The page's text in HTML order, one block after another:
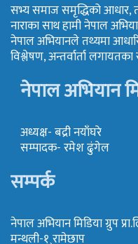
सभ्य समाज समृद्धिको आधार,
नाराका साथ हामी नेपाल
नेपाल अभियानले तथ्यमा
विश्लेषण, अन्तर्वार्ता लगायतका
नेपाल अभियान
अध्यक्ष- बद्री नयाँघरे
सम्पादक- रमेश ढुंगेल
सम्पर्क
नेपाल अभियान मिडिया ग्रुप
मन्थली-१¸रामेछाप